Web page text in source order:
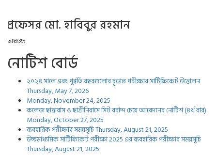
প্রফেসর মো. হাবিবুর রহমান
অধ্যক্ষ
নোটিশ বোর্ড
২০২৪ সালে এবং পূর্ব্বর্তি বছরগুলোর চূড়ান্ত পরীক্ষার সার্টিফিকেট উত্তোলন
Thursday, May 7, 2026
Monday, November 24, 2025
কলেজ ছাত্রাবাস ও ছাত্রীনিবাসে সিট বরাদ্দ চেয়ে আবেদনের নোটিশ (৪র্থ বার)
Monday, October 27, 2025
ব্যবহারিক পরীক্ষার সময়সূচিThursday, August 21, 2025
উচ্চমাধ্যমিক সার্টিফিকেট পরীক্ষা 2025 এর ব্যবহারিক পরীক্ষার সময়সূচি
Thursday, August 21, 2025